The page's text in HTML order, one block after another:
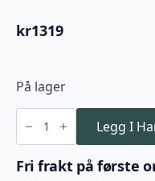
kr1319
På lager
270Win
140
Federal
Trophy
Bonded
Tip
Legg I
Fri frakt på første